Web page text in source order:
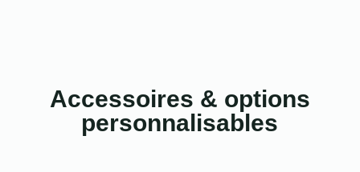
Accessoires & options
personnalisables